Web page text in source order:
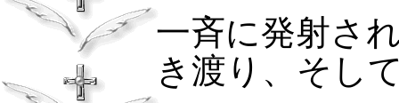
一斉に発射さ
き渡り、そし